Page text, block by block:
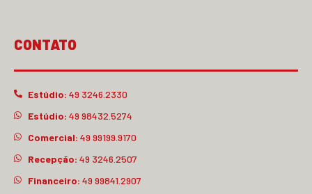
CONTATO
Estúdio: 49 3246.2330
Estúdio: 49 98432.5274
Comercial: 49 99199.9170
Recepção: 49 3246.2507
Financeiro: 49 99841.2907